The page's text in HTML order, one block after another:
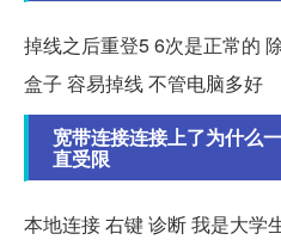
掉线之后重登5 6次是正常的
盒子 容易掉线 不管电脑多好
宽带连接连接上了为什么
直受限
本地连接 右键 诊断 我是大学